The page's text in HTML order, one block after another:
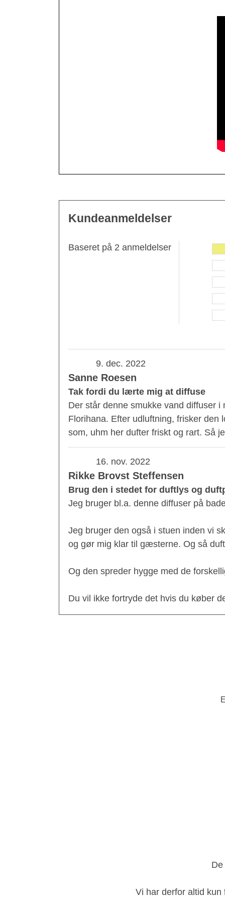
Kundeanmeldelser
Baseret på 2 anmeldelser
9. dec. 2022
Sanne Roesen
Tak fordi du lærte mig at diffuse
Der står denne smukke vand diffuser
Florihana. Efter udluftning, frisker
som, uhm her dufter friskt og rart. Så
16. nov. 2022
Rikke Brovst Steffensen
Brug den i stedet for duftlys og
Jeg bruger bl.a. denne diffuser på
Jeg bruger den også i stuen inden vi
og gør mig klar til gæsterne. Og så
Og den spreder hygge med de
Du vil ikke fortryde det hvis du køber
Vi har derfor altid